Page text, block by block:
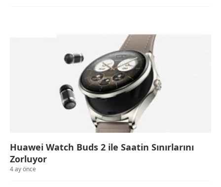
Huawei Watch Buds 2 ile Saatin Sınırlarını
Zorluyor
4 ay önce